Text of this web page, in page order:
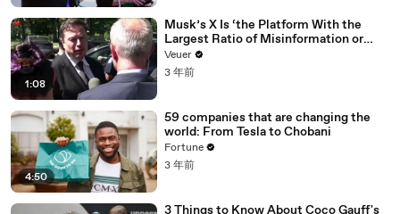
1:08
Musk’s X Is ‘the Platform With the
Largest Ratio of Misinformation or
Disinformation’ Amongst All Social
Media Platforms
Veuer
3 年前
4:50
59 companies that are changing the
world: From Tesla to Chobani
Fortune
3 年前
3 Things to Know About Coco Gauff's